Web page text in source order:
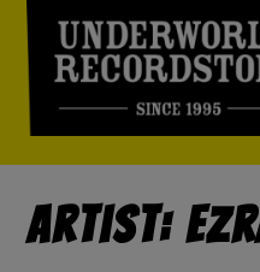
Artist: